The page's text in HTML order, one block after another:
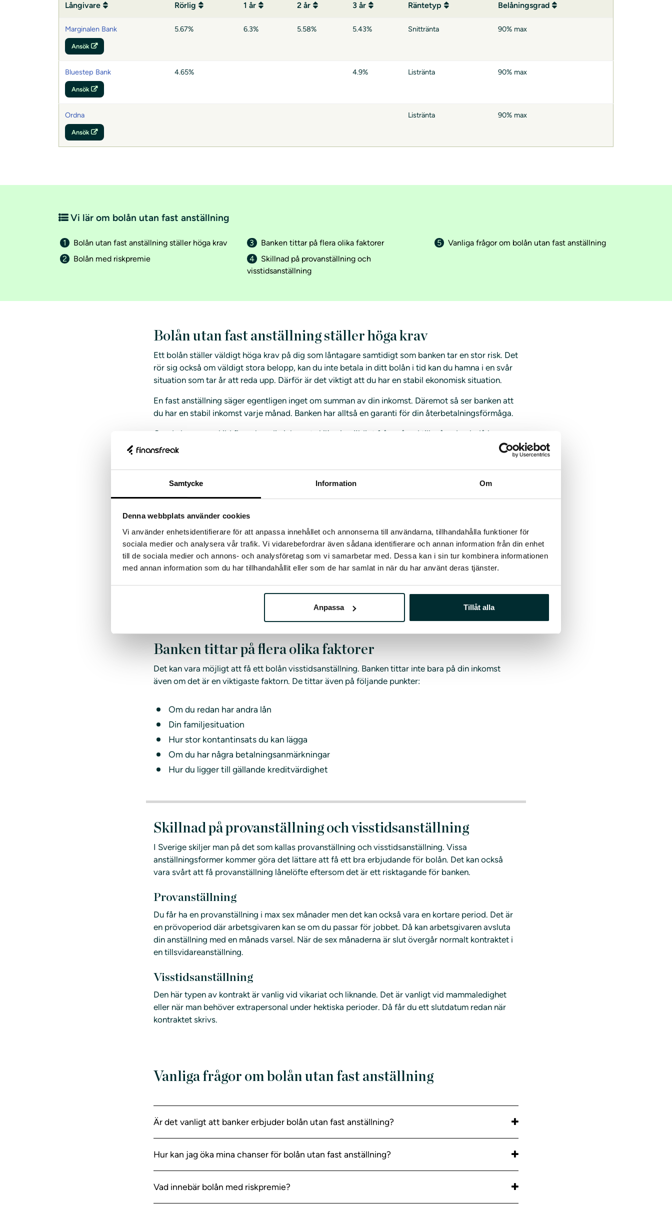
Samtycke Information Om
Denna webbplats använder cookies
Vi använder enhetsidentifierare för att anpassa innehållet och annonserna till användarna, tillhandahålla funktioner för
sociala medier och analysera vår trafik. Vi vidarebefordrar även sådana identifierare och annan information från din enhet
till de sociala medier och annons- och analysföretag som vi samarbetar med. Dessa kan i sin tur kombinera informationen
med annan information som du har tillhandahållit eller som de har samlat in när du har använt deras tjänster.
Anpassa Tillåt alla
Långivare Rörlig 1 år 2 år 3 år Räntetyp Belåningsgrad
Marginalen Bank
Ansök
5.67% 6.3% 5.58% 5.43% Snittränta 90% max
Bluestep Bank
Ansök
4.65% 4.9% Listränta 90% max
Ordna
Ansök
Listränta 90% max
Vi lär om bolån utan fast anställning
Bolån utan fast anställning ställer höga krav
Bolån med riskpremie
Banken tittar på flera olika faktorer
Skillnad på provanställning och
visstidsanställning
Vanliga frågor om bolån utan fast anställning
Bolån utan fast anställning ställer höga krav
Ett bolån ställer väldigt höga krav på dig som låntagare samtidigt som banken tar en stor risk. Det
rör sig också om väldigt stora belopp, kan du inte betala in ditt bolån i tid kan du hamna i en svår
situation som tar år att reda upp. Därför är det viktigt att du har en stabil ekonomisk situation.
En fast anställning säger egentligen inget om summan av din inkomst. Däremot så ser banken att
du har en stabil inkomst varje månad. Banken har alltså en garanti för din återbetalningsförmåga.
Om du har en enskild firma kan din inkomst skilja sig väldigt från månad till månad och då kan
banken se dig som ett mer osäkert kort.
Bolån med riskpremie
Om du till exempel har ett vikariat kan du bli godkänd för ett bolån. Banken lägger då till något
som brukar kallas för riskpremie. Det innebär i korta drag att din ränta blir högre än om du hade
haft en fast anställning. Det förutsätter också att banken godkänner din typ av anställning.
Har du en osäker ekonomisk situation är det viktigt att jämföra olika bolån. Du bör också försäkra
arbetslös eller inte få förlängt kontrakt med ditt jobb? Det är sådant du måste ta höjd för.
Banken tittar på flera olika faktorer
Det kan vara möjligt att få ett bolån visstidsanställning. Banken tittar inte bara på din inkomst
även om det är en viktigaste faktorn. De tittar även på följande punkter:
Om du redan har andra lån
Din familjesituation
Hur stor kontantinsats du kan lägga
Om du har några betalningsanmärkningar
Hur du ligger till gällande kreditvärdighet
Skillnad på provanställning och visstidsanställning
I Sverige skiljer man på det som kallas provanställning och visstidsanställning. Vissa
anställningsformer kommer göra det lättare att få ett bra erbjudande för bolån. Det kan också
vara svårt att få provanställning lånelöfte eftersom det är ett risktagande för banken.
Provanställning
Du får ha en provanställning i max sex månader men det kan också vara en kortare period. Det är
en prövoperiod där arbetsgivaren kan se om du passar för jobbet. Då kan arbetsgivaren avsluta
din anställning med en månads varsel. När de sex månaderna är slut övergår normalt kontraktet i
en tillsvidareanställning.
Visstidsanställning
Den här typen av kontrakt är vanlig vid vikariat och liknande. Det är vanligt vid mammaledighet
eller när man behöver extrapersonal under hektiska perioder. Då får du ett slutdatum redan när
kontraktet skrivs.
Vanliga frågor om bolån utan fast anställning
Är det vanligt att banker erbjuder bolån utan fast anställning?
Hur kan jag öka mina chanser för bolån utan fast anställning?
Vad innebär bolån med riskpremie?